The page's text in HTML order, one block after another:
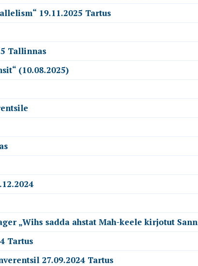
19.11.2025 Tartus
Tallinnas
(10.08.2025)
„Wihs sadda ahstat Mah-keele kirjotut
Tartus
27.09.2024 Tartus